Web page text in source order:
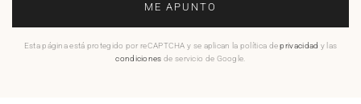
ME APUNTO
Esta página está protegido por reCAPTCHA y se aplican la política deprivacidad y las
condiciones de servicio de Google.